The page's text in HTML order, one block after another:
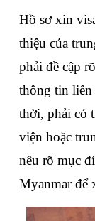
Hồ sơ xin
thiệu của
phải đề cập
thông tin liên
thời, phải có
viện hoặc
nêu rõ mục
Myanmar để